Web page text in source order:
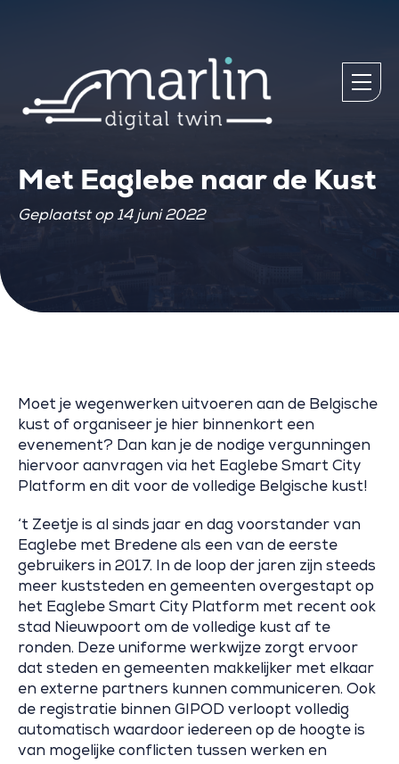
Met Eaglebe naar de Kust
Geplaatst op 14 juni 2022
Moet je wegenwerken uitvoeren aan de Belgische
kust of organiseer je hier binnenkort een
evenement? Dan kan je de nodige vergunningen
hiervoor aanvragen via het Eaglebe Smart City
Platform en dit voor de volledige Belgische kust!
‘t Zeetje is al sinds jaar en dag voorstander van
Eaglebe met Bredene als een van de eerste
gebruikers in 2017. In de loop der jaren zijn steeds
meer kuststeden en gemeenten overgestapt op
het Eaglebe Smart City Platform met recent ook
stad Nieuwpoort om de volledige kust af te
ronden. Deze uniforme werkwijze zorgt ervoor
dat steden en gemeenten makkelijker met elkaar
en externe partners kunnen communiceren. Ook
de registratie binnen GIPOD verloopt volledig
automatisch waardoor iedereen op de hoogte is
van mogelijke conflicten tussen werken en